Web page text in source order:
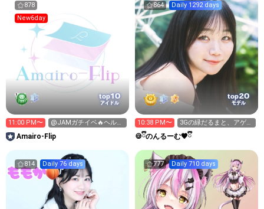
878
New6day
top10
アイドル
11:00 PM〜
@JAMガチイベ🔥ヘルプ
🤍
Amairo-Flip
864 Daily 1292 days
top20
モデル
10:38 PM〜
3Gの緑だるまと、アゲ⤴︎
ギフト集めます🔥😡
🍪ྀིのんるーむ🤎ྀི
814 Daily 76 days 777 Daily 710 days